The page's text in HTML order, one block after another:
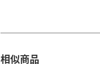
相似商品